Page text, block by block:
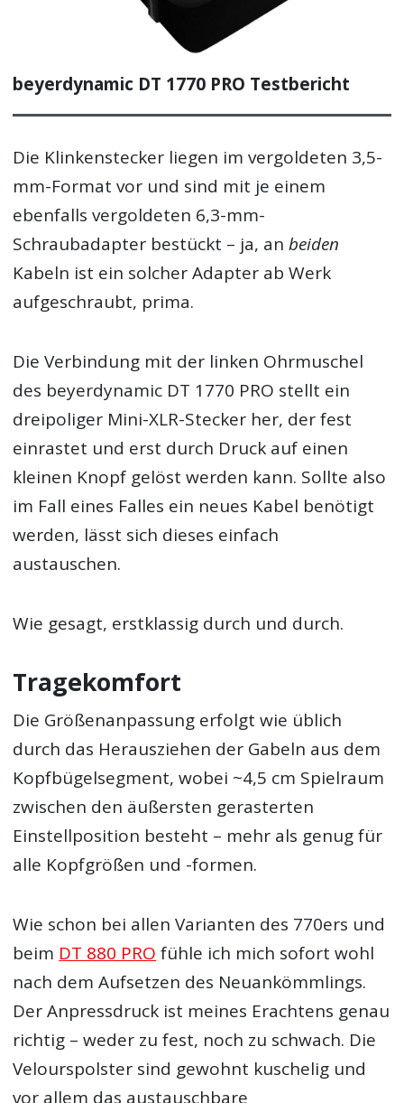
beyerdynamic DT 1770 PRO Testbericht
Die Klinkenstecker liegen im vergoldeten 3,5-
mm-Format vor und sind mit je einem
ebenfalls vergoldeten 6,3-mm-
Schraubadapter bestückt – ja, anbeiden
Kabeln ist ein solcher Adapter ab Werk
aufgeschraubt, prima.
Die Verbindung mit der linken Ohrmuschel
des beyerdynamic DT 1770 PRO stellt ein
dreipoliger Mini-XLR-Stecker her, der fest
einrastet und erst durch Druck auf einen
kleinen Knopf gelöst werden kann. Sollte also
im Fall eines Falles ein neues Kabel benötigt
werden, lässt sich dieses einfach
austauschen.
Wie gesagt, erstklassig durch und durch.
Tragekomfort
Die Größenanpassung erfolgt wie üblich
durch das Herausziehen der Gabeln aus dem
Kopfbügelsegment, wobei ~4,5 cm Spielraum
zwischen den äußersten gerasterten
Einstellposition besteht – mehr als genug für
alle Kopfgrößen und -formen.
Wie schon bei allen Varianten des 770ers und
beim DT 880 PRO fühle ich mich sofort wohl
nach dem Aufsetzen des Neuankömmlings.
Der Anpressdruck ist meines Erachtens genau
richtig – weder zu fest, noch zu schwach. Die
Velourspolster sind gewohnt kuschelig und
vor allem das austauschbare